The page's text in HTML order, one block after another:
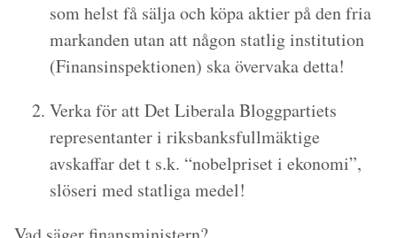
som helst få sälja och köpa aktier på den fria
markanden utan att någon statlig institution
(Finansinspektionen) ska övervaka detta!
Verka för att Det Liberala Bloggpartiets
representanter i riksbanksfullmäktige
avskaffar det t s.k. “nobelpriset i ekonomi”,
slöseri med statliga medel!